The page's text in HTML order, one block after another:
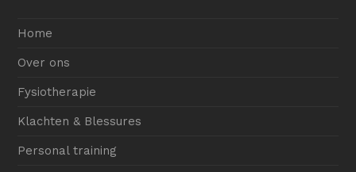
Home
Over ons
Fysiotherapie
Klachten & Blessures
Personal training